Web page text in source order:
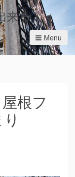
来る
Menu
根フ